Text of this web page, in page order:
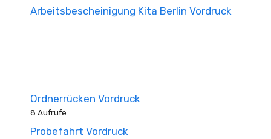
Arbeitsbescheinigung Kita Berlin Vordruck
Ordnerrücken Vordruck
8 Aufrufe
Probefahrt Vordruck